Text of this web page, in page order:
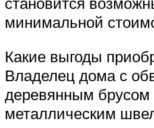
минимальной
Какие выгоды
Владелец дома с
деревянным брусом
металлическим